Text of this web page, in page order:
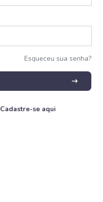
Esqueceu sua senha?
arrow_right_alt
Cadastre-se aqui